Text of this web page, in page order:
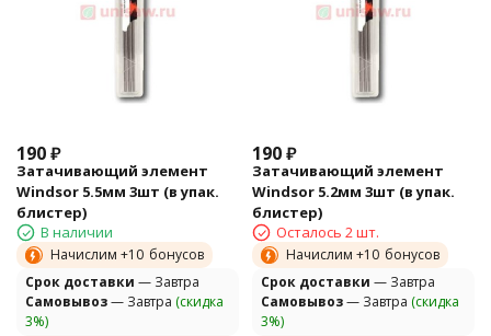
190₽
Затачивающий элемент
Windsor 5.5мм 3шт (в упак.
блистер)
В наличии
Начислим +10 бонусов
Cрок доставки — Завтра
Самовывоз— Завтра (скидка
3%)
190₽
Затачивающий элемент
Windsor 5.2мм 3шт (в упак.
блистер)
Осталось 2 шт.
Начислим +10 бонусов
Cрок доставки — Завтра
Самовывоз— Завтра (скидка
3%)